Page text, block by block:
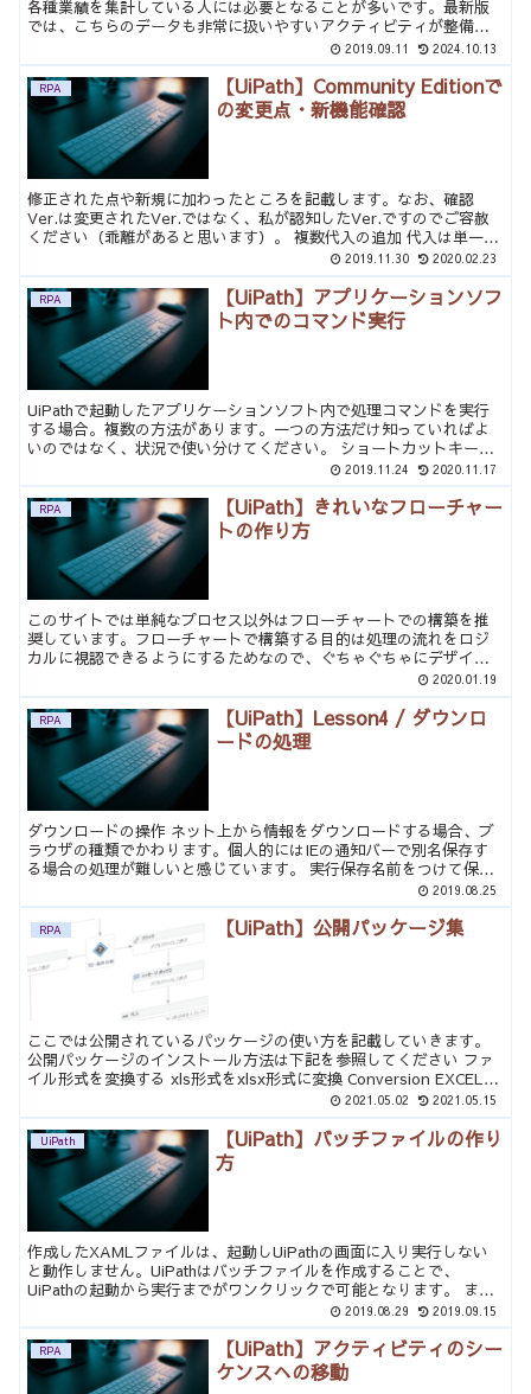
各種業績を集計している人には必要となることが多いです。最新版
では、こちらのデータも非常に扱いやすいアクティビティが整備さ
れているので別途紹介します。UiPathではVB.NET関数...
2019.09.11 2024.10.13
RPA
【UiPath】Community Editionで
の変更点・新機能確認
修正された点や新規に加わったところを記載します。なお、確認
Ver.は変更されたVer.ではなく、私が認知したVer.ですのでご容赦
ください（乖離があると思います）。 複数代入の追加 代入は単一変
数でしたかできませんでしたが、複数できるように...
2019.11.30 2020.02.23
RPA
【UiPath】アプリケーションソフ
ト内でのコマンド実行
UiPathで起動したアプリケーションソフト内で処理コマンドを実行
する場合。複数の方法があります。一つの方法だけ知っていればよ
いのではなく、状況で使い分けてください。 ショートカットキーに
よる方法 割り当てがある場合、最も早くて、確実な方法...
2019.11.24 2020.11.17
RPA
【UiPath】きれいなフローチャー
トの作り方
このサイトでは単純なプロセス以外はフローチャートでの構築を推
奨しています。フローチャートで構築する目的は処理の流れをロジ
カルに視認できるようにするためなので、ぐちゃぐちゃにデザイン
することはプロセス理解の面で好ましくありません。次の点を注
2020.01.19
RPA
【UiPath】Lesson4 / ダウンロ
ードの処理
ダウンロードの操作 ネット上から情報をダウンロードする場合、ブ
ラウザの種類でかわります。個人的にはIEの通知バーで別名保存す
る場合の処理が難しいと感じています。 実行保存名前をつけて保存
保存して実行IE画面下通知バー画面下通知バー画面下通知...2019.08.25
RPA 【UiPath】公開パッケージ集
ここでは公開されているパッケージの使い方を記載していきます。
公開パッケージのインストール方法は下記を参照してください ファ
イル形式を変換する xls形式をxlsx形式に変換 Conversion EXCELシ
2021.05.02 2021.05.15
UiPath
【UiPath】バッチファイルの作り
方
作成したXAMLファイルは、起動しUiPathの画面に入り実行しない
と動作しません。UiPathはバッチファイルを作成することで、
UiPathの起動から実行までがワンクリックで可能となります。 まず
は、バッチファイルの器を作成します。バッチ...2019.08.29 2019.09.15
RPA
【UiPath】アクティビティのシー
ケンスへの移動